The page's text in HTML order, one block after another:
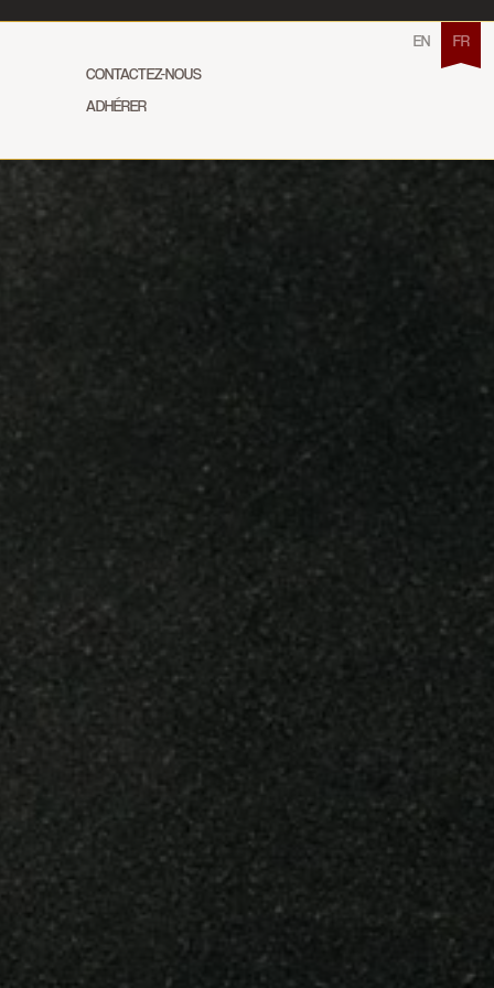
CONTACTEZ-NOUS
ADHÉRER
EN FR